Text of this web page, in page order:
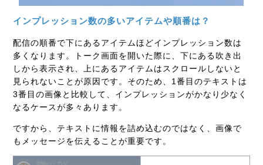
インプレッション数の多いアイテムや順番は？
配信の順番で下にあるアイテムほどインプレッション数は
多くなります。トーク画面を開いた際に、下にある吹き出
しから表示され、上にあるアイテムはスクロールしないと
見られないことが原因です。そのため、1番目のテキストは
3番目の画像と比較して、インプレッションがかなり少なく
なるケースが多々あります。
ですから、テキストに情報を詰め込むのではなく、画像で
もメッセージを伝えることが重要です。